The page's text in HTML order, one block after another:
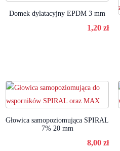
Domek dylatacyjny EPDM 3 mm
1,20zł
Głowica samopoziomująca SPIRAL
7% 20 mm
8,00zł